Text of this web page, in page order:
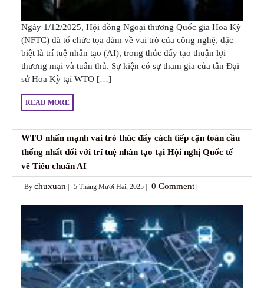
Ngày 1/12/2025, Hội đồng Ngoại thương Quốc gia Hoa Kỳ
(NFTC) đã tổ chức tọa đàm về vai trò của công nghệ, đặc
biệt là trí tuệ nhân tạo (AI), trong thúc đẩy tạo thuận lợi
thương mại và tuân thủ. Sự kiện có sự tham gia của tân Đại
sứ Hoa Kỳ tại WTO […]
READ MORE
WTO nhấn mạnh vai trò thúc đẩy cách tiếp cận toàn cầu
thống nhất đối với trí tuệ nhân tạo tại Hội nghị Quốc tế
về Tiêu chuẩn AI
By chuxuan 5 Tháng Mười Hai, 2025 | 0 Comment